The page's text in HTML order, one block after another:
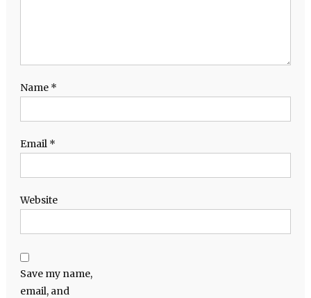
Name *
Email *
Website
Save my name,
email, and